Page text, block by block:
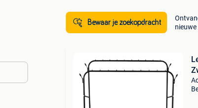
Bewaar je zoekopdracht